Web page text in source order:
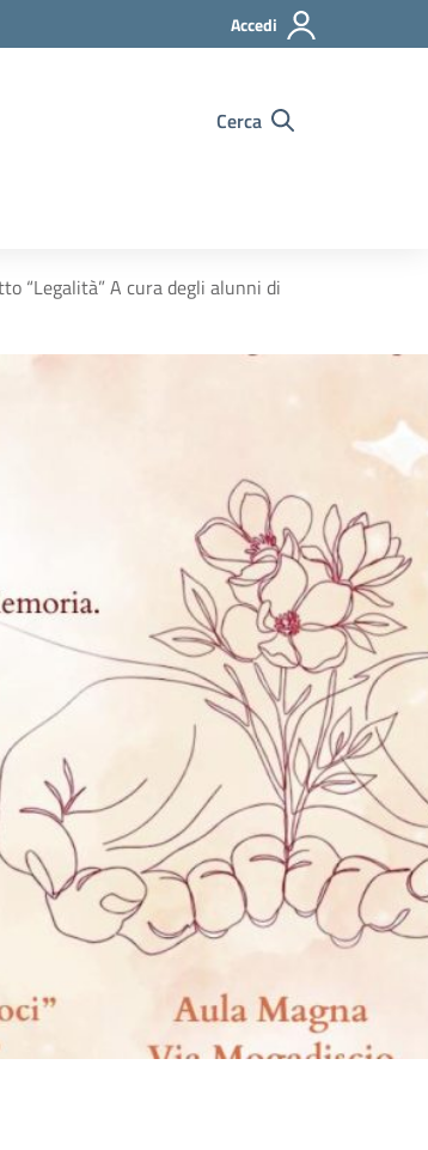
Accedi
Cerca
“Legalità” A cura degli alunni di